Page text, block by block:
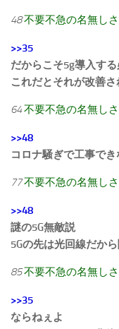
48不要不急の名無し
>>35
だからこそ5g導入す
これだとそれが改善さ
64不要不急の名無し
>>48
コロナ騒ぎで工事でき
77不要不急の名無し
>>48
謎の5G無敵説
5Gの先は光回線だか
85不要不急の名無し
>>35
ならねぇよ